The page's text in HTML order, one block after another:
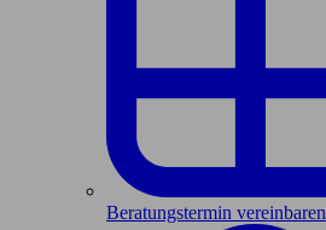
Beratungstermin vereinbaren